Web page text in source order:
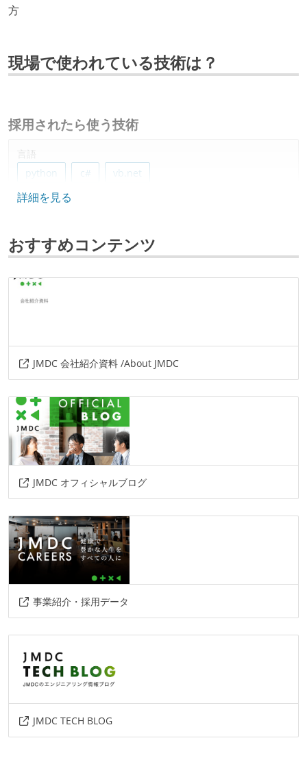
方
現場で使われている技術は？
採用されたら使う技術
言語
python
c# vb.net
データベース
プロジェクト管理
github
AIツール
gemini
その他
copilot
aws docker
sql
stepfunctions
詳細を見る
おすすめコンテンツ
JMDC 会社紹介資料 /About JMDC
JMDC オフィシャルブログ
事業紹介・採用データ
JMDC TECH BLOG